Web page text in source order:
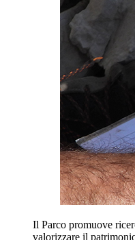
Il Parco promuove
valorizzare il